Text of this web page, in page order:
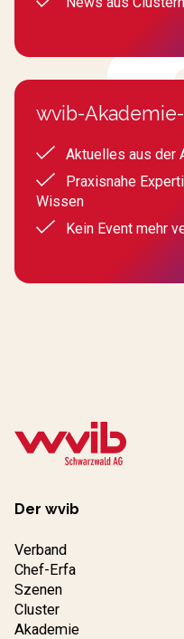
wvib-
Aktuelles aus der
Praxisnahe
Wissen
Kein Event mehr
Der wvib
Verband
Chef-Erfa
Szenen
Cluster
Akademie